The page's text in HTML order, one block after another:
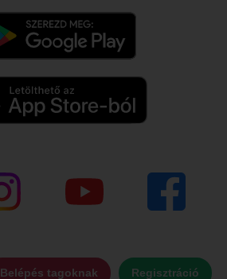
Belépés tagoknak Regisztráció